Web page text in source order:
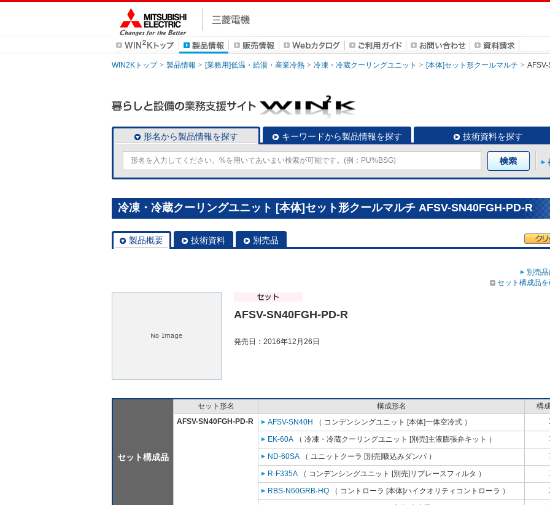
WIN2Kトップ 製品情報 [業務用]低温・給湯・産業冷熱 冷凍・冷蔵クーリングユニット [本体]セット形クールマルチ
形名から製品情報を探す キーワードから製品情報を探す 技術資料を探す
冷凍・冷蔵クーリングユニット [本体]セット形クールマルチ AFSV-SN40FGH-PD-R
製品概要 技術資料 別売品
別売
セット構成品
AFSV-SN40FGH-PD-R
発売日：2016年12月26日
セット構成品
セット形名 構成形名
構
AFSV-SN40FGH-PD-R
AFSV-SN40H （ コンデンシングユニット [本体]一体空冷式 ）
EK-60A （ 冷凍・冷蔵クーリングユニット [別売]主液膨張弁キット ）
ND-60SA （ ユニットクーラ [別売]吸込みダンパ ）
R-F335A （ コンデンシングユニット [別売]リプレースフィルタ ）
RBS-N60GRB-HQ （ コントローラ [本体]ハイクオリティコントローラ ）